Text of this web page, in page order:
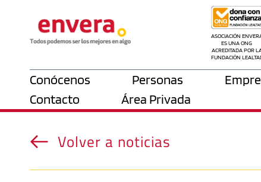
ASOCIACIÓN
ES UNA ONG
ACREDITADA POR
FUNDACIÓN
Conócenos Personas
Contacto
Área Privada
Volver a noticias